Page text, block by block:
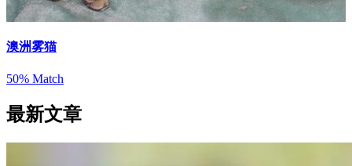
澳洲雾猫
50% Match
最新文章